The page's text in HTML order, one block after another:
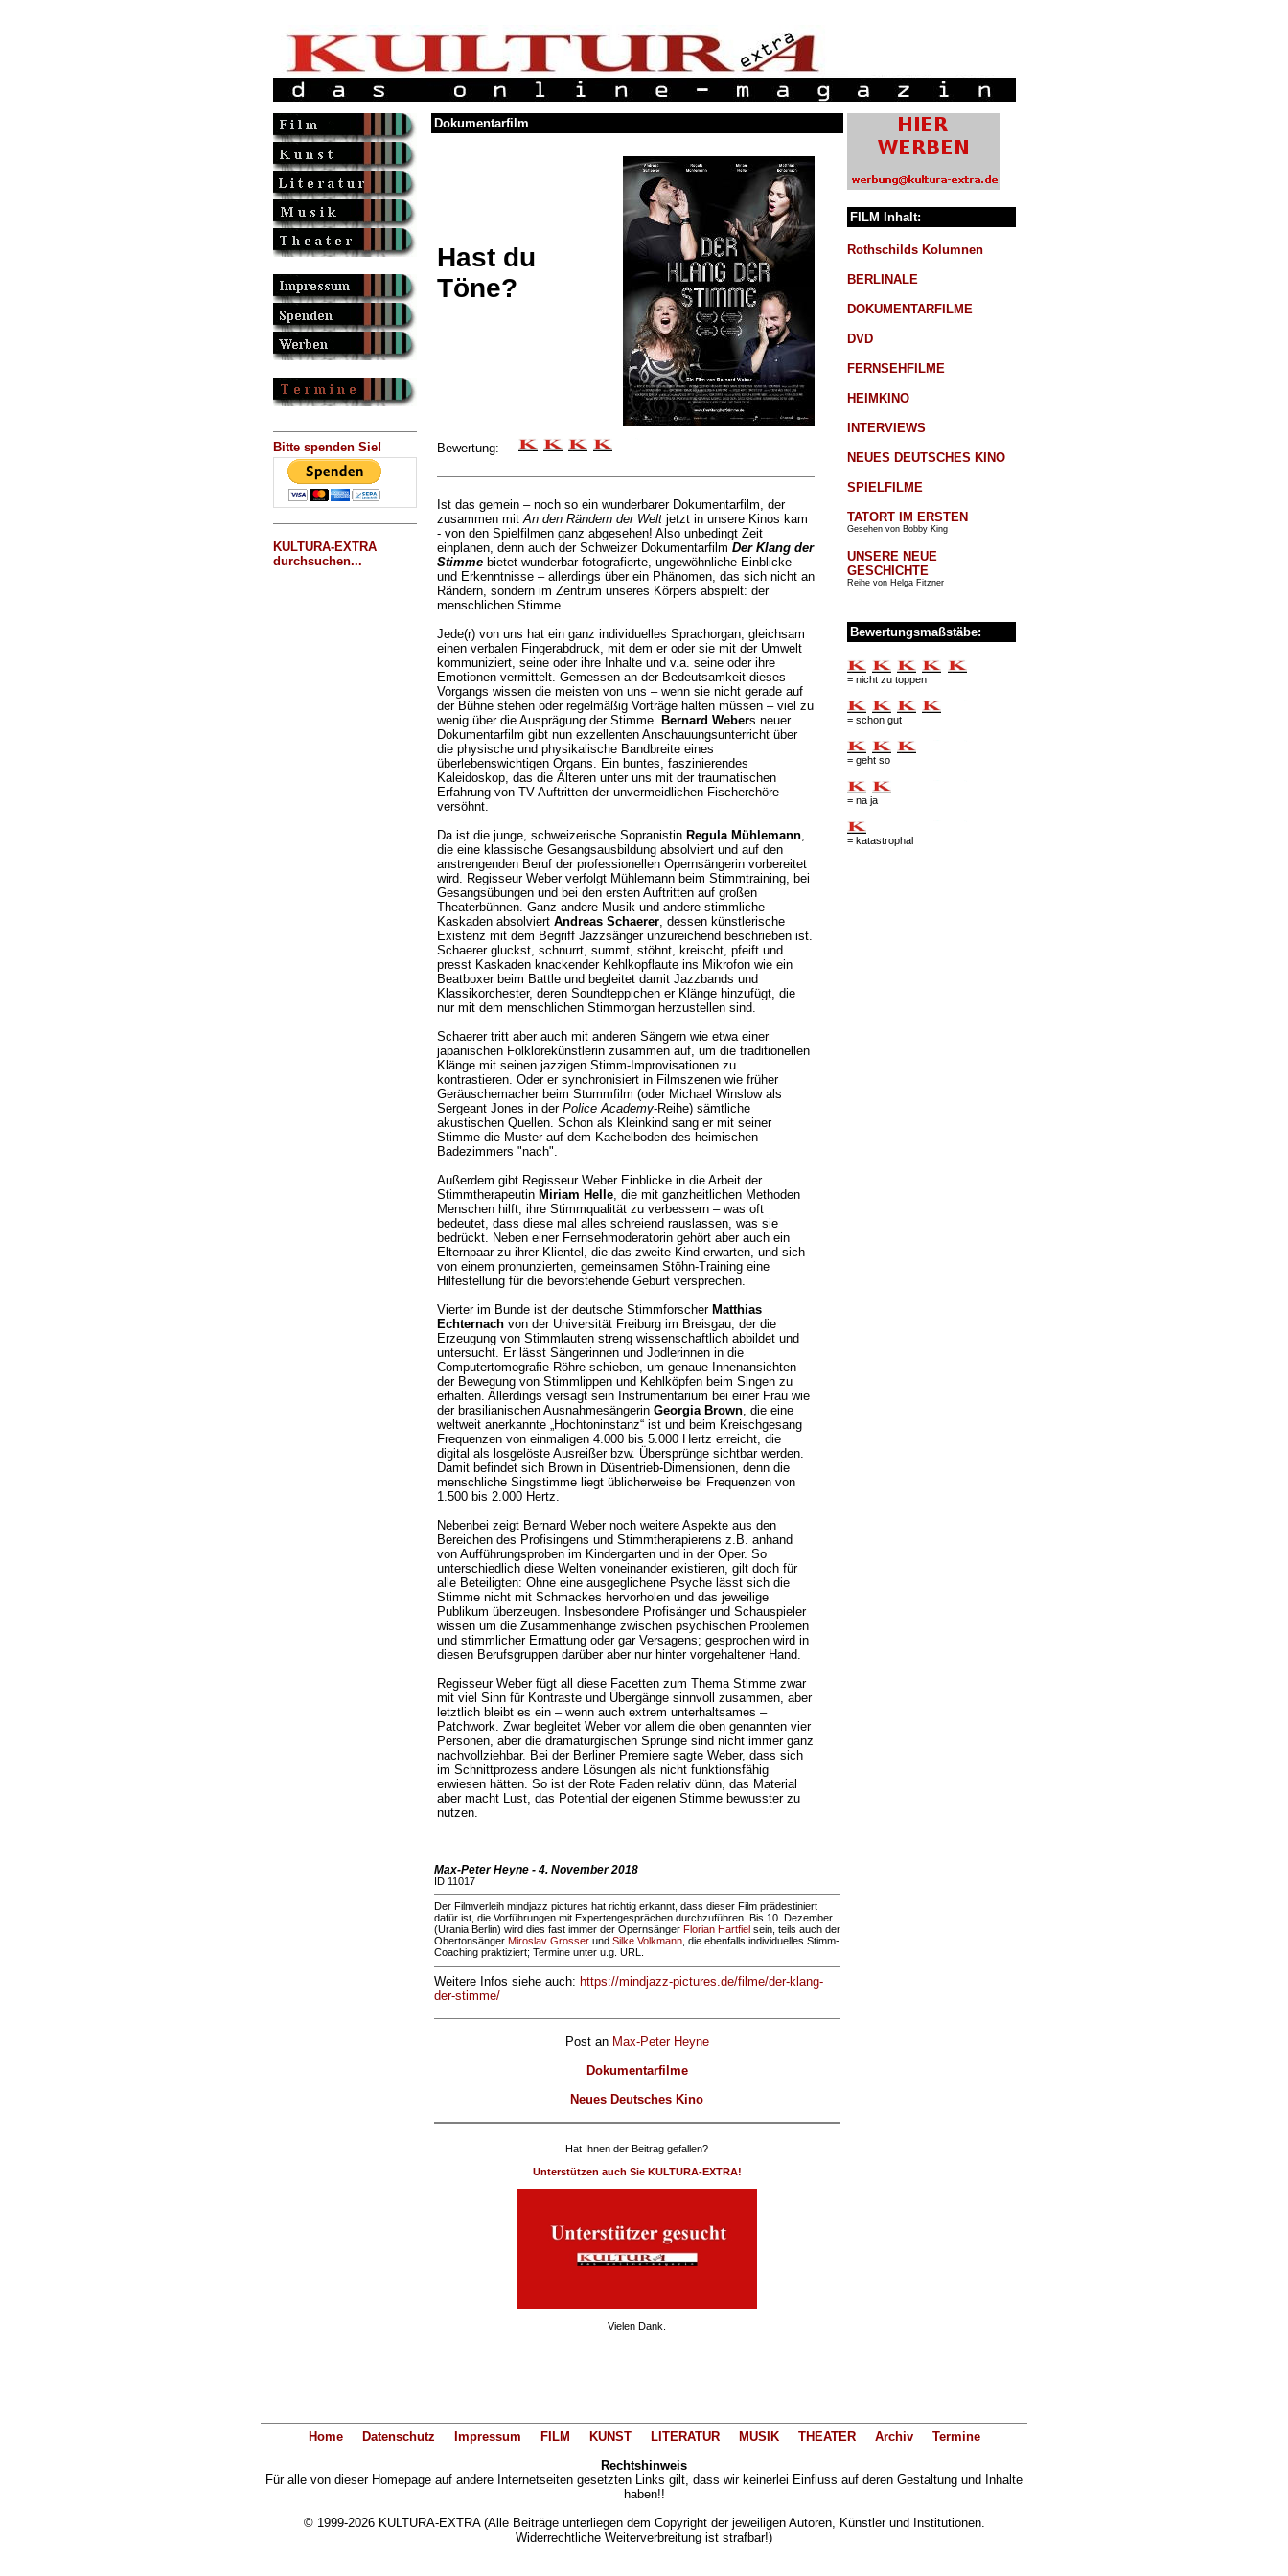
Bitte spenden Sie!
KULTURA-EXTRA
durchsuchen...
Dokumentarfilm
Hast du
Töne?
Bewertung:
Ist das gemein – noch so ein wunderbarer Dokumentarfilm, der
zusammen mitAn den Rändern der Weltjetzt in unsere Kinos kam
- von den Spielfilmen ganz abgesehen! Also unbedingt Zeit
einplanen, denn auch der Schweizer Dokumentarfilm Der Klang der
Stimmebietet wunderbar fotografierte, ungewöhnliche Einblicke
und Erkenntnisse – allerdings über ein Phänomen, das sich nicht an
Rändern, sondern im Zentrum unseres Körpers abspielt: der
menschlichen Stimme.
Jede(r) von uns hat ein ganz individuelles Sprachorgan, gleichsam
einen verbalen Fingerabdruck, mit dem er oder sie mit der Umwelt
kommuniziert, seine oder ihre Inhalte und v.a. seine oder ihre
Emotionen vermittelt. Gemessen an der Bedeutsamkeit dieses
Vorgangs wissen die meisten von uns – wenn sie nicht gerade auf
der Bühne stehen oder regelmäßig Vorträge halten müssen – viel zu
wenig über die Ausprägung der Stimme. Bernard Webers neuer
Dokumentarfilm gibt nun exzellenten Anschauungsunterricht über
die physische und physikalische Bandbreite eines
überlebenswichtigen Organs. Ein buntes, faszinierendes
Kaleidoskop, das die Älteren unter uns mit der traumatischen
Erfahrung von TV-Auftritten der unvermeidlichen Fischerchöre
versöhnt.
Da ist die junge, schweizerische Sopranistin Regula Mühlemann,
die eine klassische Gesangsausbildung absolviert und auf den
anstrengenden Beruf der professionellen Opernsängerin vorbereitet
wird. Regisseur Weber verfolgt Mühlemann beim Stimmtraining, bei
Gesangsübungen und bei den ersten Auftritten auf großen
Theaterbühnen. Ganz andere Musik und andere stimmliche
Kaskaden absolviert Andreas Schaerer, dessen künstlerische
Existenz mit dem Begriff Jazzsänger unzureichend beschrieben ist.
Schaerer gluckst, schnurrt, summt, stöhnt, kreischt, pfeift und
presst Kaskaden knackender Kehlkopflaute ins Mikrofon wie ein
Beatboxer beim Battle und begleitet damit Jazzbands und
Klassikorchester, deren Soundteppichen er Klänge hinzufügt, die
nur mit dem menschlichen Stimmorgan herzustellen sind.
Schaerer tritt aber auch mit anderen Sängern wie etwa einer
japanischen Folklorekünstlerin zusammen auf, um die traditionellen
Klänge mit seinen jazzigen Stimm-Improvisationen zu
kontrastieren. Oder er synchronisiert in Filmszenen wie früher
Geräuschemacher beim Stummfilm (oder Michael Winslow als
Sergeant Jones in der Police Academy-Reihe) sämtliche
akustischen Quellen. Schon als Kleinkind sang er mit seiner
Stimme die Muster auf dem Kachelboden des heimischen
Badezimmers "nach".
Außerdem gibt Regisseur Weber Einblicke in die Arbeit der
Stimmtherapeutin Miriam Helle, die mit ganzheitlichen Methoden
Menschen hilft, ihre Stimmqualität zu verbessern – was oft
bedeutet, dass diese mal alles schreiend rauslassen, was sie
bedrückt. Neben einer Fernsehmoderatorin gehört aber auch ein
Elternpaar zu ihrer Klientel, die das zweite Kind erwarten, und sich
von einem pronunzierten, gemeinsamen Stöhn-Training eine
Hilfestellung für die bevorstehende Geburt versprechen.
Vierter im Bunde ist der deutsche Stimmforscher Matthias
Echternachvon der Universität Freiburg im Breisgau, der die
Erzeugung von Stimmlauten streng wissenschaftlich abbildet und
untersucht. Er lässt Sängerinnen und Jodlerinnen in die
Computertomografie-Röhre schieben, um genaue Innenansichten
der Bewegung von Stimmlippen und Kehlköpfen beim Singen zu
erhalten. Allerdings versagt sein Instrumentarium bei einer Frau wie
der brasilianischen Ausnahmesängerin Georgia Brown, die eine
weltweit anerkannte „Hochtoninstanz“ ist und beim Kreischgesang
Frequenzen von einmaligen 4.000 bis 5.000 Hertz erreicht, die
digital als losgelöste Ausreißer bzw. Übersprünge sichtbar werden.
Damit befindet sich Brown in Düsentrieb-Dimensionen, denn die
menschliche Singstimme liegt üblicherweise bei Frequenzen von
1.500 bis 2.000 Hertz.
Nebenbei zeigt Bernard Weber noch weitere Aspekte aus den
Bereichen des Profisingens und Stimmtherapierens z.B. anhand
von Aufführungsproben im Kindergarten und in der Oper. So
unterschiedlich diese Welten voneinander existieren, gilt doch für
alle Beteiligten: Ohne eine ausgeglichene Psyche lässt sich die
Stimme nicht mit Schmackes hervorholen und das jeweilige
Publikum überzeugen. Insbesondere Profisänger und Schauspieler
wissen um die Zusammenhänge zwischen psychischen Problemen
und stimmlicher Ermattung oder gar Versagens; gesprochen wird in
diesen Berufsgruppen darüber aber nur hinter vorgehaltener Hand.
Regisseur Weber fügt all diese Facetten zum Thema Stimme zwar
mit viel Sinn für Kontraste und Übergänge sinnvoll zusammen, aber
letztlich bleibt es ein – wenn auch extrem unterhaltsames –
Patchwork. Zwar begleitet Weber vor allem die oben genannten vier
Personen, aber die dramaturgischen Sprünge sind nicht immer ganz
nachvollziehbar. Bei der Berliner Premiere sagte Weber, dass sich
im Schnittprozess andere Lösungen als nicht funktionsfähig
erwiesen hätten. So ist der Rote Faden relativ dünn, das Material
aber macht Lust, das Potential der eigenen Stimme bewusster zu
nutzen.
Max-Peter Heyne - 4. November 2018
ID 11017
Der Filmverleih mindjazz pictures hat richtig erkannt, dass dieser Film prädestiniert
dafür ist, die Vorführungen mit Expertengesprächen durchzuführen. Bis 10. Dezember
(Urania Berlin) wird dies fast immer der Opernsänger Florian Hartfiel sein, teils auch der
Obertonsänger Miroslav Grosserund Silke Volkmann, die ebenfalls individuelles Stimm-
Coaching praktiziert; Termine unter u.g. URL.
Weitere Infos siehe auch: https://mindjazz-pictures.de/filme/der-klang-
der-stimme/
Post an Max-Peter Heyne
Dokumentarfilme
Neues Deutsches Kino
Hat Ihnen der Beitrag gefallen?
Unterstützen auch Sie KULTURA-EXTRA!
Vielen Dank.
FILM Inhalt:
Rothschilds Kolumnen
BERLINALE
DOKUMENTARFILME
DVD
FERNSEHFILME
HEIMKINO
INTERVIEWS
NEUES DEUTSCHES KINO
SPIELFILME
TATORT IM ERSTEN
Gesehen von Bobby King
UNSERE NEUE
GESCHICHTE
Reihe von Helga Fitzner
Bewertungsmaßstäbe:
= nicht zu toppen
= schon gut
= geht so
= na ja
= katastrophal
Home Datenschutz Impressum FILM KUNST LITERATUR MUSIK THEATER Archiv
Termine
Rechtshinweis
Für alle von dieser Homepage auf andere Internetseiten gesetzten Links gilt, dass wir keinerlei Einfluss auf deren Gestaltung und Inhalte
haben!!
© 1999-2026 KULTURA-EXTRA (Alle Beiträge unterliegen dem Copyright der jeweiligen Autoren, Künstler und Institutionen.
Widerrechtliche Weiterverbreitung ist strafbar!)